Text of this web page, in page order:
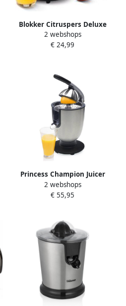
Blokker Citruspers Deluxe
Elektrische Sinaasappelpers
RVS Fruitpers
2 webshops
€ 24,99
Princess Champion Juicer
Pro 201863 –
Vaatwasmachinebestendig
2 webshops
€ 55,95